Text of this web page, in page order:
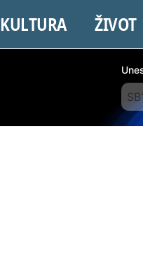
KULTURA ŽIVOT